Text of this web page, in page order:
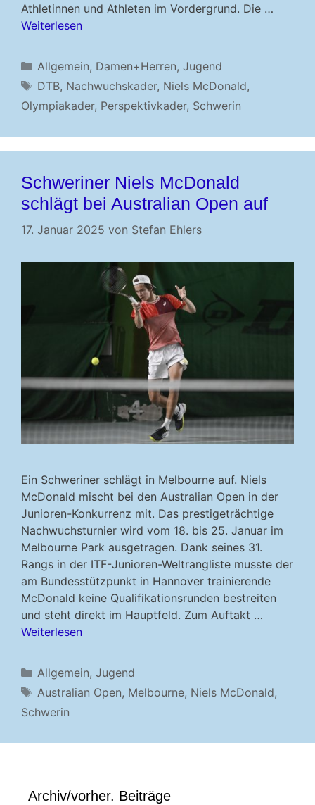
Athletinnen und Athleten im Vordergrund. Die …
Weiterlesen
Kategorien
Allgemein, Damen+Herren, Jugend
Schlagwörter
DTB, Nachwuchskader, Niels McDonald,
Olympiakader, Perspektivkader, Schwerin
Schweriner Niels McDonald
schlägt bei Australian Open auf
17. Januar 2025 von Stefan Ehlers
Ein Schweriner schlägt in Melbourne auf. Niels
McDonald mischt bei den Australian Open in der
Junioren-Konkurrenz mit. Das prestigeträchtige
Nachwuchsturnier wird vom 18. bis 25. Januar im
Melbourne Park ausgetragen. Dank seines 31.
Rangs in der ITF-Junioren-Weltrangliste musste der
am Bundesstützpunkt in Hannover trainierende
McDonald keine Qualifikationsrunden bestreiten
und steht direkt im Hauptfeld. Zum Auftakt …
Weiterlesen
Kategorien
Allgemein, Jugend
Schlagwörter
Australian Open, Melbourne, Niels McDonald,
Schwerin
Archiv/vorher. Beiträge